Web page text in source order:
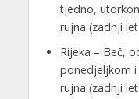
tjedno,
rujna (zadnji
Rijeka – Beč,
ponedjeljkom
rujna (zadnji